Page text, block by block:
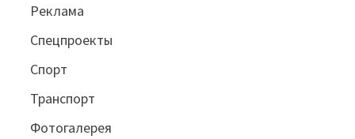
Реклама
Спецпроекты
Спорт
Транспорт
Фотогалерея